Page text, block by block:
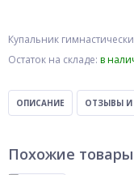
Купальник
Остаток на складе: в
ОПИСАНИЕ ОТЗЫВЫ
Похожие товары